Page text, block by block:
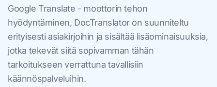
Google Translate - moottorin tehon
hyödyntäminen, DocTranslator on suunniteltu
erityisesti asiakirjoihin ja sisältää lisäominaisuuksia,
jotka tekevät siitä sopivamman tähän
tarkoitukseen verrattuna tavallisiin
käännöspalveluihin.